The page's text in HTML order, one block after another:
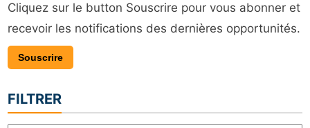
Cliquez sur le button Souscrire pour vous abonner et
recevoir les notifications des dernières opportunités.
Souscrire
FILTRER